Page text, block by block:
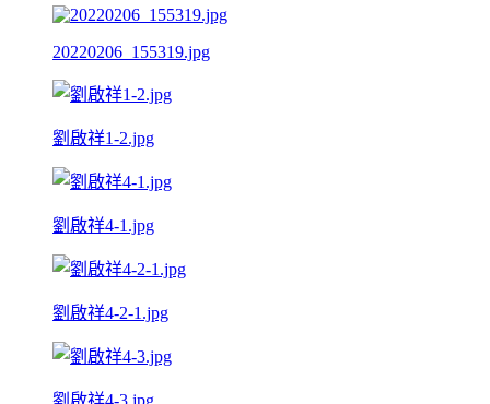
20220206_155319.jpg
劉啟祥1-2.jpg
劉啟祥4-1.jpg
劉啟祥4-2-1.jpg
劉啟祥4-3.jpg